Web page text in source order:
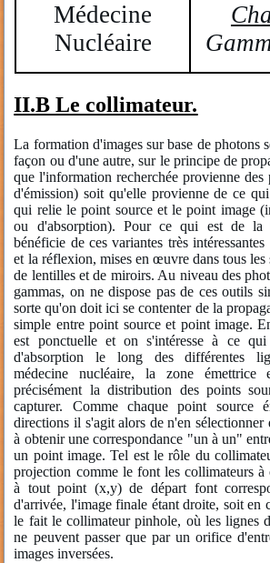
Médecine
Nucléaire
II.B Le collimateur.
La formation d'images sur base de photons
façon ou d'une autre, sur le principe de
que l'information recherchée provienne des
d'émission) soit qu'elle provienne de ce
qui relie le point source et le point image
ou d'absorption). Pour ce qui est de la
bénéficie de ces variantes très
et la réflexion, mises en œuvre dans tous les
de lentilles et de miroirs. Au niveau des
gammas, on ne dispose pas de ces outils
sorte qu'on doit ici se contenter de la
simple entre point source et point image.
est ponctuelle et on s'intéresse à ce qui
d'absorption le long des différentes
médecine nucléaire, la zone émettrice
précisément la distribution des points
capturer. Comme chaque point source
directions il s'agit alors de n'en sélectionner
à obtenir une correspondance "un à un"
un point image. Tel est le rôle du
projection comme le font les collimateurs
à tout point (x,y) de départ font
d'arrivée, l'image finale étant droite, soit en
le fait le collimateur pinhole, où les lignes
ne peuvent passer que par un orifice
images inversées.